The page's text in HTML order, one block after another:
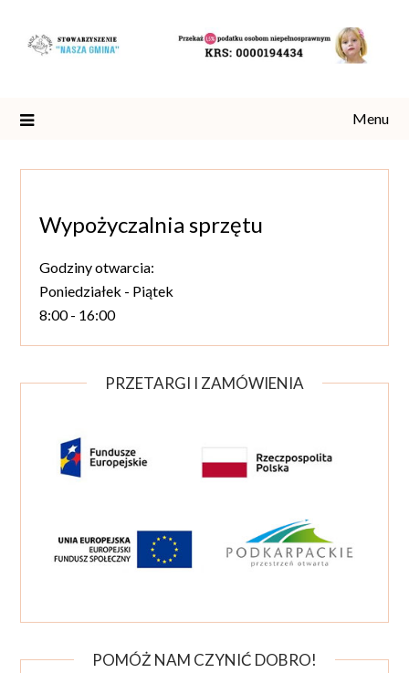
content
Menu
Wypożyczalnia sprzętu
Godziny otwarcia:
Poniedziałek - Piątek
8:00 - 16:00
PRZETARGI I ZAMÓWIENIA
POMÓŻ NAM CZYNIĆ DOBRO!